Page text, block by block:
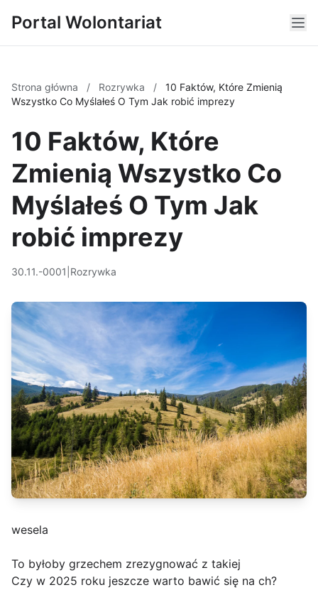
Portal Wolontariat
Strona główna / Rozrywka /
10 Faktów, Które Zmienią
Wszystko Co Myślałeś O Tym Jak robić imprezy
10 Faktów, Które
Zmienią Wszystko Co
Myślałeś O Tym Jak
robić imprezy
30.11.-0001 Rozrywka
wesela
To byłoby grzechem zrezygnować z takiej
Czy w 2025 roku jeszcze warto bawić się na ch?